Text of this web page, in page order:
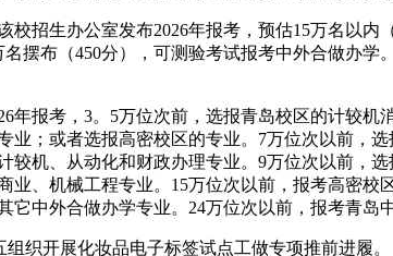
招生办公室发布2026年报考，预估15万名以内
摆布（450分），可测验考试报考中外合做办
报考，3。5万位次前，选报青岛校区的计较机
业；或者选报高密校区的专业。7万位次以前，
较机、从动化和财政办理专业。9万位次以前，
业、机械工程专业。15万位次以前，报考高密
它中外合做办学专业。24万位次以前，报考青岛
开展化妆品电子标签试点工做专项推前进履。